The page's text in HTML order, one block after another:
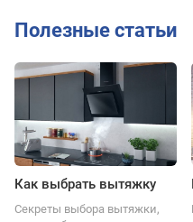
Полезные статьи
Как выбрать вытяжку
Секреты выбора вытяжки,